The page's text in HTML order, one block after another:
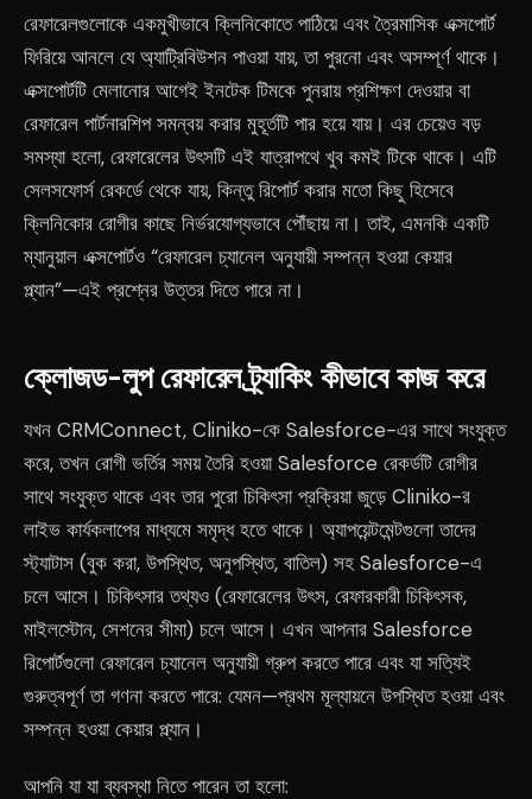
রেফারেলগুলোকে একমুখীভাবে ক্লিনিকোতে পাঠিয়ে এবং ত্রৈমাসিক এক্সপোর্ট
ফিরিয়ে আনলে যে অ্যাট্রিবিউশন পাওয়া যায়, তা পুরনো এবং অসম্পূর্ণ থাকে।
এক্সপোর্টটি মেলানোর আগেই ইনটেক টিমকে পুনরায় প্রশিক্ষণ দেওয়ার বা
রেফারেল পার্টনারশিপ সমন্বয় করার মুহূর্তটি পার হয়ে যায়। এর চেয়েও বড়
সমস্যা হলো, রেফারেলের উৎসটি এই যাত্রাপথে খুব কমই টিকে থাকে। এটি
সেলসফোর্স রেকর্ডে থেকে যায়, কিন্তু রিপোর্ট করার মতো কিছু হিসেবে
ক্লিনিকোর রোগীর কাছে নির্ভরযোগ্যভাবে পৌঁছায় না। তাই, এমনকি একটি
ম্যানুয়াল এক্সপোর্টও “রেফারেল চ্যানেল অনুযায়ী সম্পন্ন হওয়া কেয়ার
প্ল্যান”—এই প্রশ্নের উত্তর দিতে পারে না।
ক্লোজড-লুপ রেফারেল ট্র্যাকিং কীভাবে কাজ করে
যখন CRMConnect, Cliniko-কে Salesforce-এর সাথে সংযুক্ত
করে, তখন রোগী ভর্তির সময় তৈরি হওয়া Salesforce রেকর্ডটি রোগীর
সাথে সংযুক্ত থাকে এবং তার পুরো চিকিৎসা প্রক্রিয়া জুড়ে Cliniko-র
লাইভ কার্যকলাপের মাধ্যমে সমৃদ্ধ হতে থাকে। অ্যাপয়েন্টমেন্টগুলো তাদের
স্ট্যাটাস (বুক করা, উপস্থিত, অনুপস্থিত, বাতিল) সহ Salesforce-এ
চলে আসে। চিকিৎসার তথ্যও (রেফারেলের উৎস, রেফারকারী চিকিৎসক,
মাইলস্টোন, সেশনের সীমা) চলে আসে। এখন আপনার Salesforce
রিপোর্টগুলো রেফারেল চ্যানেল অনুযায়ী গ্রুপ করতে পারে এবং যা সত্যিই
গুরুত্বপূর্ণ তা গণনা করতে পারে: যেমন—প্রথম মূল্যায়নে উপস্থিত হওয়া এবং
সম্পন্ন হওয়া কেয়ার প্ল্যান।
আপনি যা যা ব্যবস্থা নিতে পারেন তা হলো: